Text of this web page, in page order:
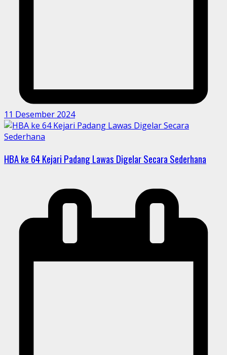
11 Desember 2024
HBA ke 64 Kejari Padang Lawas Digelar Secara Sederhana